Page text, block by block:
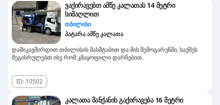
ვაქირავებთ ამწე კალათას 14 მეტრი
სიმაღლით
თბილისი
პატარა ამწე კალათა
დამიკავშირდით თბილისის მასშტაბით და მის შემოგარენში, საქმეს
შეგისრულებთ ისე რომ კმაყოფილი დარჩებით.
ID: 10502
კალათა მანქანის გაქირავება 16 მეტრი